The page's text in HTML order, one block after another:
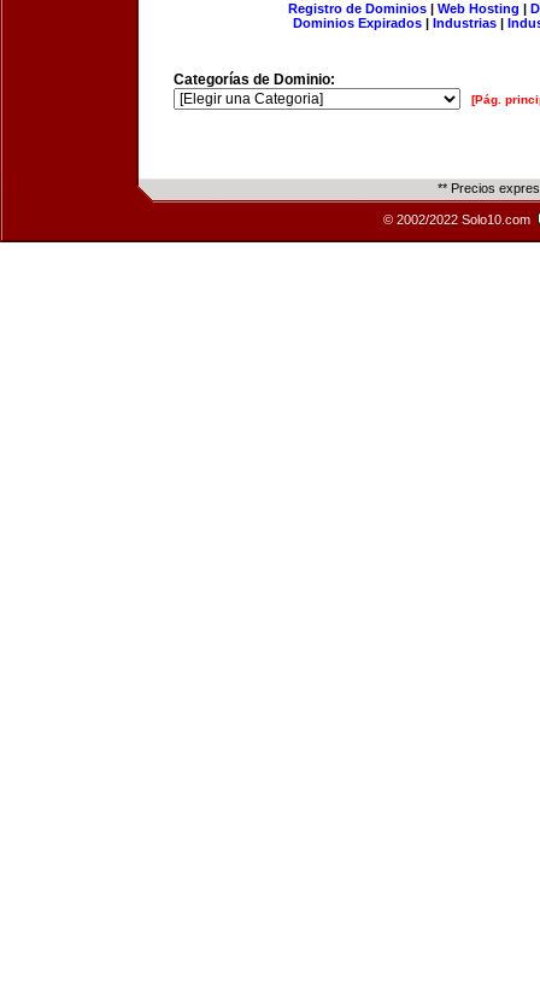
Registro de Dominios| Web Hosting |
Dominios Expirados | Industrias |
Categorías de Dominio:
[Pág.
** Precios
© 2002/2022 Solo10.com